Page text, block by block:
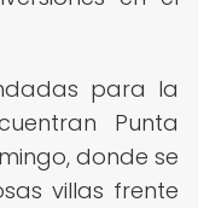
para la
Punta
donde se
villas frente